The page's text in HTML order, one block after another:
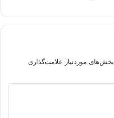
بخش‌های موردنیاز علامت‌گذاری